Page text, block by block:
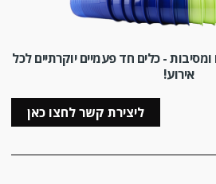
- כלים חד פעמיים יוקרתיים לכל
אירוע!
ליצירת קשר לחצו כאן